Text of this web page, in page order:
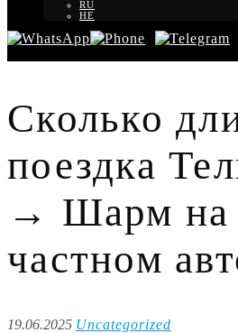
RU
HE
Сколько
поездка
→ Шарм на
частном
19.06.2025 Uncategorized